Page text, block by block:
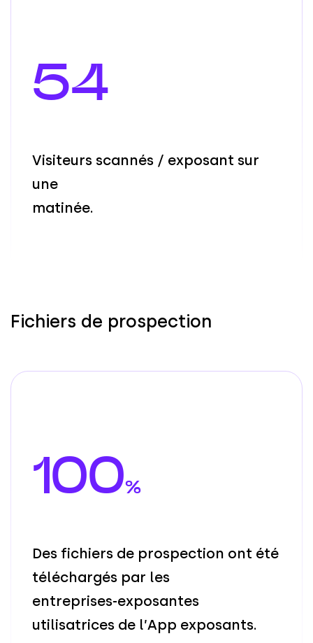
54
Visiteurs scannés / exposant sur
une
matinée.
Fichiers de prospection
100%
Des fichiers de prospection ont été
téléchargés par les
entreprises-exposantes
utilisatrices de l’App exposants.